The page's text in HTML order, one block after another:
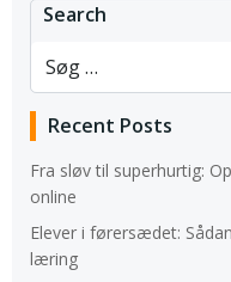
Search
Recent Posts
Fra sløv til superhurtig:
online
Elever i førersædet:
læring